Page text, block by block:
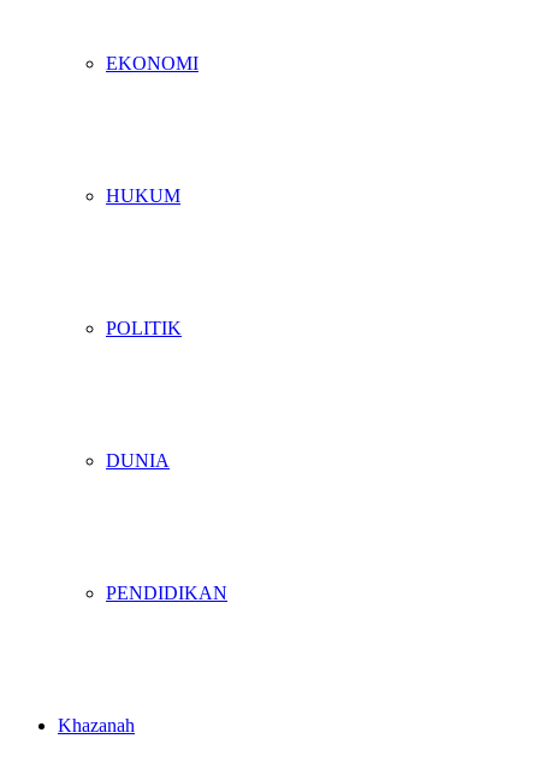
EKONOMI
HUKUM
POLITIK
DUNIA
PENDIDIKAN
Khazanah